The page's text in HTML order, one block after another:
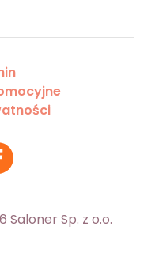
Saloner Sp. z o.o.